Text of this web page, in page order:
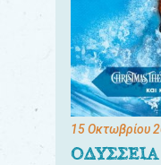
15 Οκτωβρίου